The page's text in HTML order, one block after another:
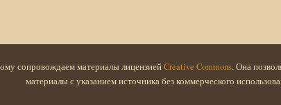
сопровождаем материалы лицензиейCreative Commons. Она
материалы с указанием источника без коммерческого